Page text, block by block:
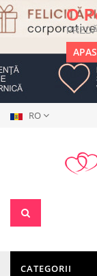
O
RO
CATEGORII